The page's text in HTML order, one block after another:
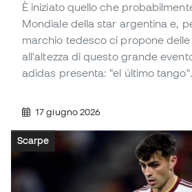
È iniziato quello che
Mondiale della star argentina e,
marchio tedesco ci propone
all'altezza di questo grande
adidas presenta: "el último tango".
17 giugno 2026
Scarpe